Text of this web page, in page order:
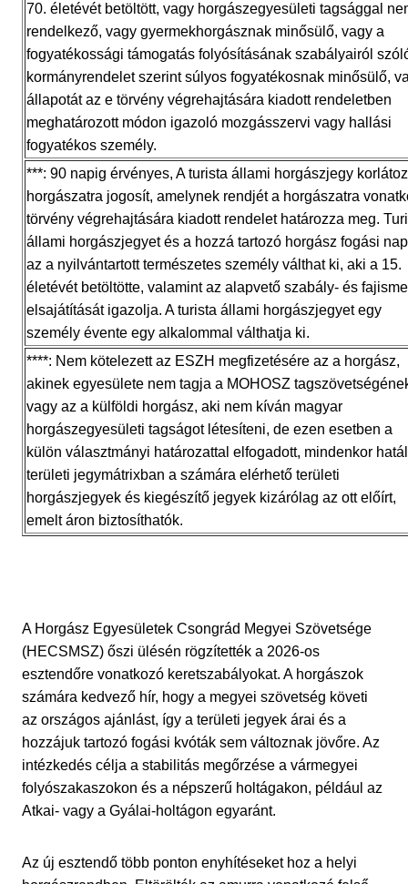
70. életévét betöltött, vagy horgászegyesületi tagsággal
rendelkező, vagy gyermekhorgásznak minősülő, vagy a
fogyatékossági támogatás folyósításának szabályairól
kormányrendelet szerint súlyos fogyatékosnak minősülő,
állapotát az e törvény végrehajtására kiadott rendeletben
meghatározott módon igazoló mozgásszervi vagy hallási
fogyatékos személy.
***: 90 napig érvényes, A turista állami horgászjegy
horgászatra jogosít, amelynek rendjét a horgászatra
törvény végrehajtására kiadott rendelet határozza meg.
állami horgászjegyet és a hozzá tartozó horgász fogási
az a nyilvántartott természetes személy válthat ki, aki a 15.
életévét betöltötte, valamint az alapvető szabály- és
elsajátítását igazolja. A turista állami horgászjegyet egy
személy évente egy alkalommal válthatja ki.
****: Nem kötelezett az ESZH megfizetésére az a horgász,
akinek egyesülete nem tagja a MOHOSZ
vagy az a külföldi horgász, aki nem kíván magyar
horgászegyesületi tagságot létesíteni, de ezen esetben a
külön választmányi határozattal elfogadott, mindenkor
területi jegymátrixban a számára elérhető területi
horgászjegyek és kiegészítő jegyek kizárólag az ott előírt,
emelt áron biztosíthatók.
A Horgász Egyesületek Csongrád Megyei Szövetsége
(HECSMSZ) őszi ülésén rögzítették a 2026-os
esztendőre vonatkozó keretszabályokat. A horgászok
számára kedvező hír, hogy a megyei szövetség követi
az országos ajánlást, így a területi jegyek árai és a
hozzájuk tartozó fogási kvóták sem változnak jövőre. Az
intézkedés célja a stabilitás megőrzése a vármegyei
folyószakaszokon és a népszerű holtágakon, például az
Atkai- vagy a Gyálai-holtágon egyaránt.
Az új esztendő több ponton enyhítéseket hoz a helyi